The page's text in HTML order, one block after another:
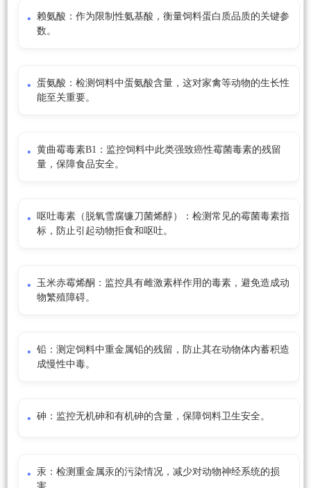
赖氨酸：作为限制性氨基酸，衡量饲料蛋白质品质的关键参
数。
蛋氨酸：检测饲料中蛋氨酸含量，这对家禽等动物的生长性
能至关重要。
黄曲霉毒素B1：监控饲料中此类强致癌性霉菌毒素的残留
量，保障食品安全。
呕吐毒素（脱氧雪腐镰刀菌烯醇）：检测常见的霉菌毒素指
标，防止引起动物拒食和呕吐。
玉米赤霉烯酮：监控具有雌激素样作用的毒素，避免造成动
物繁殖障碍。
铅：测定饲料中重金属铅的残留，防止其在动物体内蓄积造
成慢性中毒。
砷：监控无机砷和有机砷的含量，保障饲料卫生安全。
汞：检测重金属汞的污染情况，减少对动物神经系统的损